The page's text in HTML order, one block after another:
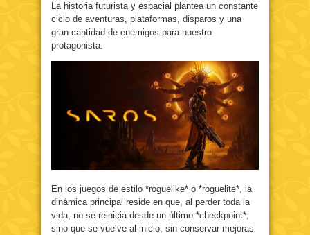
La historia futurista y espacial plantea un constante
ciclo de aventuras, plataformas, disparos y una
gran cantidad de enemigos para nuestro
protagonista.
En los juegos de estilo *roguelike* o *roguelite*, la
dinámica principal reside en que, al perder toda la
vida, no se reinicia desde un último *checkpoint*,
sino que se vuelve al inicio, sin conservar mejoras